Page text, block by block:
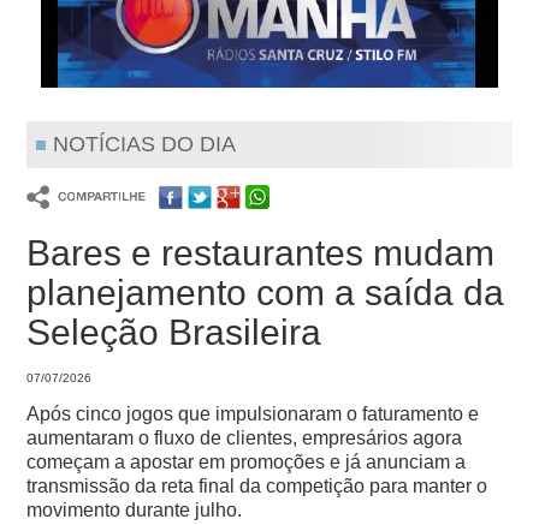
NOTÍCIAS DO DIA
Bares e restaurantes mudam
planejamento com a saída da
Seleção Brasileira
07/07/2026
Após cinco jogos que impulsionaram o faturamento e
aumentaram o fluxo de clientes, empresários agora
começam a apostar em promoções e já anunciam a
transmissão da reta final da competição para manter o
movimento durante julho.